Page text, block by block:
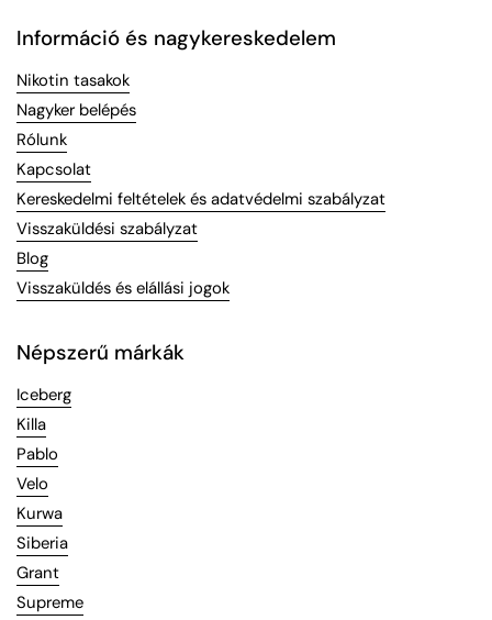
Információ és nagykereskedelem
Nikotin tasakok
Nagyker belépés
Rólunk
Kapcsolat
Kereskedelmi feltételek és adatvédelmi szabályzat
Visszaküldési szabályzat
Blog
Visszaküldés és elállási jogok
Népszerű márkák
Iceberg
Killa
Pablo
Velo
Kurwa
Siberia
Grant
Supreme